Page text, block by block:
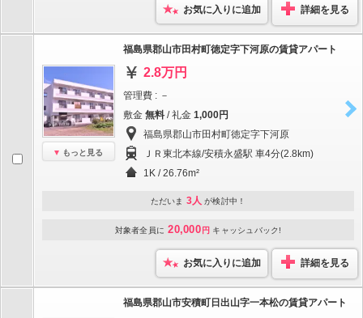
お気に入りに追加 詳細を見る
もっと見る
福島県郡山市田村町徳定字下河原の賃貸アパート
2.8万円
管理費 : －
敷金 無料 / 礼金 1,000円
福島県郡山市田村町徳定字下河原
ＪＲ東北本線/安積永盛駅 車4分(2.8km)
1K / 26.76m²
ただいま 3人 が検討中！
対象者全員に 20,000 円 キャッシュバック!
お気に入りに追加 詳細を見る
福島県郡山市安積町日出山字一本松の賃貸アパート